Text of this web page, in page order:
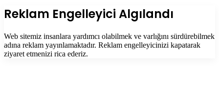
Kapalı
Reklam Engelleyici Algılandı
Web sitemiz insanlara yardımcı olabilmek ve varlığını sürdürebilmek
adına reklam yayınlamaktadır. Reklam engelleyicinizi kapatarak
ziyaret etmenizi rica ederiz.